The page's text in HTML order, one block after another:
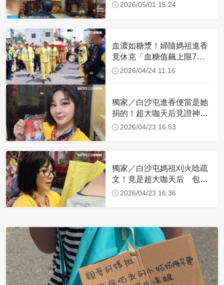
2026/05/01 15:24
血濃如糖漿！婦隨媽祖進香
竟休克「血糖值飆上限7
倍」 醫曝原因
2026/04/24 11:16
獨家／白沙屯進香便當是她
捐的！超大咖天后見證神
蹟 一靠近媽祖就爆哭
2026/04/23 16:53
獨家／白沙屯媽祖刈火唸疏
文！竟是超大咖天后 包尿
布忍尿5小時不喊累
2026/04/23 16:36